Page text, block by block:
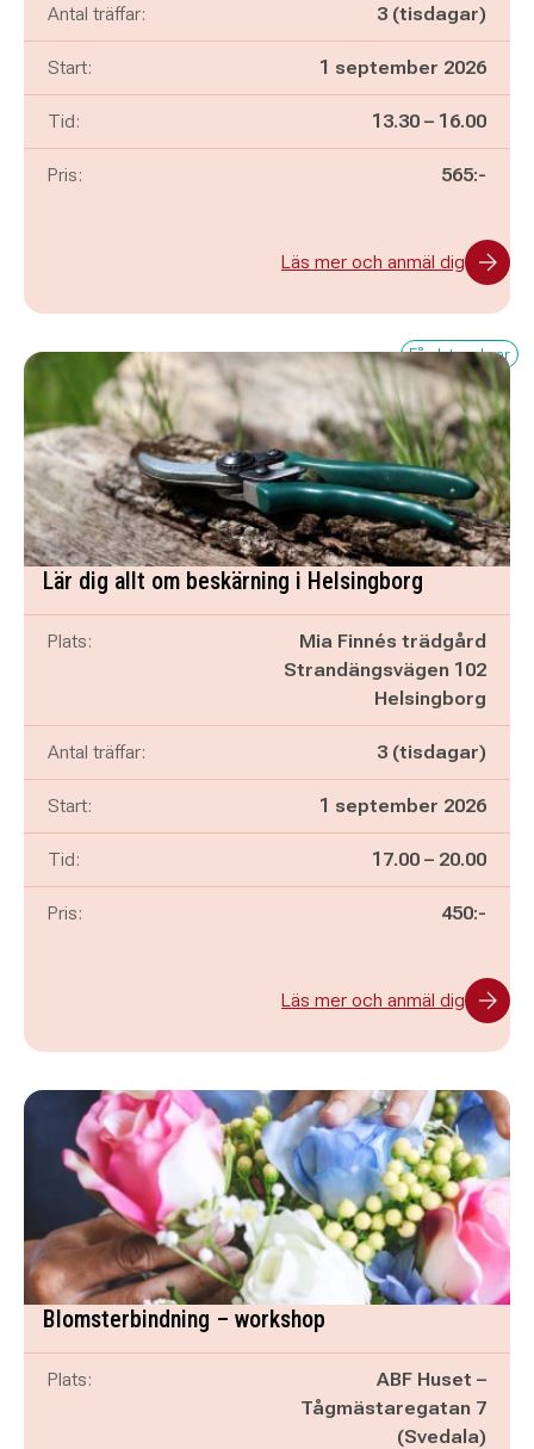
Antal träffar: 3 (tisdagar)
Start: 1 september 2026
Tid: Pågår mellan
13.30 – och
16.00
Pris: 565:-
Läs mer och anmäl dig
Få platser kvar
Lär dig allt om beskärning i Helsingborg
Plats:
Mia Finnés trädgård
Strandängsvägen 102
Helsingborg
Antal träffar: 3 (tisdagar)
Start: 1 september 2026
Tid: Pågår mellan
17.00 – och
20.00
Pris: 450:-
Läs mer och anmäl dig
Blomsterbindning – workshop
Plats:
ABF Huset –
Tågmästaregatan 7
(Svedala)